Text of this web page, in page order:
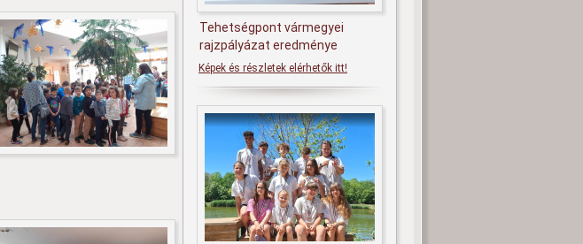
Tehetségpont vármegyei
rajzpályázat eredménye
Képek és részletek elérhetők itt!